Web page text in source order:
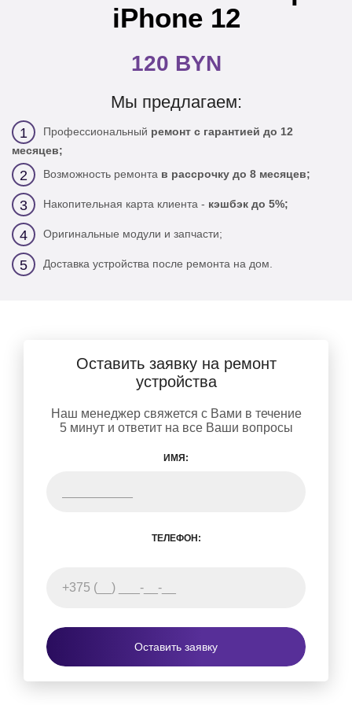
iPhone 12
120 BYN
Мы предлагаем:
1 Профессиональный ремонт с гарантией до 12
месяцев;
2 Возможность ремонта в рассрочку до 8 месяцев;
3 Накопительная карта клиента - кэшбэк до 5%;
4 Оригинальные модули и запчасти;
5 Доставка устройства после ремонта на дом.
Оставить заявку на ремонт
устройства
Наш менеджер свяжется с Вами в течение
5 минут и ответит на все Ваши вопросы
ИМЯ:
ТЕЛЕФОН:
Оставить заявку